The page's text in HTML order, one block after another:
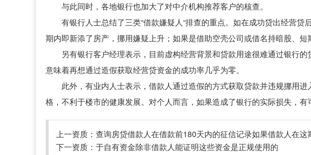
与此同时，各地银行也加大了对中介机构推荐客户的核查。
有银行人士总结了三类“借款嫌疑人“排查的重点。如在成功贷出经营
期内即新添了房产，挪用嫌疑上升；如果是借助空壳公司或借名持暗股、
另有银行客户经理表示，目前虚构经营背景和贷款用途很难通过银行
意味着再想通过造假获取经营贷资金的成功率几乎为零。
此外，有业内人士表示，借款人通过造假的方式获取贷款并违规挪用
格，不利于楼市的健康发展。对个人而言，如果造成了银行的实际损失，
上一资质： 查询房贷借款人在借款前180天内的征信记录如果借款人在这
下一资质： 于自有资金除非借款人能证明这些资金是正规使用的